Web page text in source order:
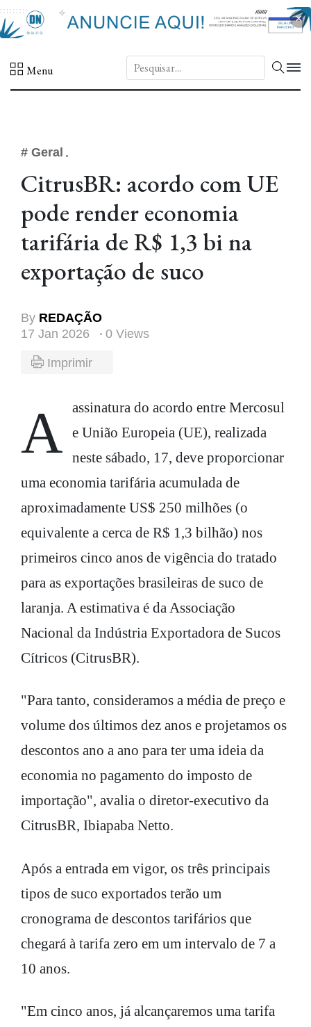
×
Menu DN.
# Geral
CitrusBR: acordo com UE
pode render economia
tarifária de R$ 1,3 bi na
exportação de suco
By REDAÇÃO
17 Jan 2026
0 Views
Imprimir
A assinatura do acordo entre Mercosul e União Europeia (UE), realizada
neste sábado, 17, deve proporcionar
uma economia tarifária acumulada de
aproximadamente US$ 250 milhões (o
equivalente a cerca de R$ 1,3 bilhão) nos
primeiros cinco anos de vigência do tratado
para as exportações brasileiras de suco de
laranja. A estimativa é da Associação
Nacional da Indústria Exportadora de Sucos
Cítricos (CitrusBR).
"Para tanto, consideramos a média de preço e
volume dos últimos dez anos e projetamos os
descontos ano a ano para ter uma ideia da
economia no pagamento do imposto de
importação", avalia o diretor-executivo da
CitrusBR, Ibiapaba Netto.
Após a entrada em vigor, os três principais
tipos de suco exportados terão um
cronograma de descontos tarifários que
chegará à tarifa zero em um intervalo de 7 a
10 anos.
"Em cinco anos, já alcançaremos uma tarifa